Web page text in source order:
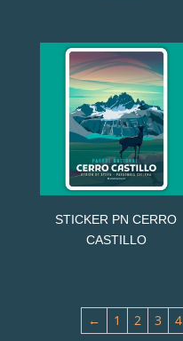
STICKER PN CERRO
CASTILLO
← 1 2 3 4